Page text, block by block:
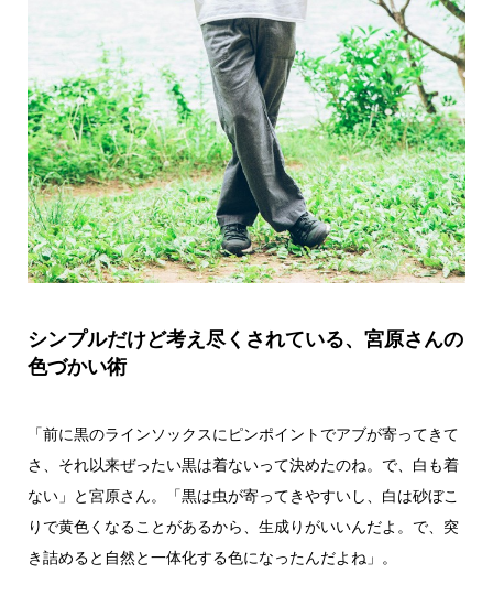
シンプルだけど考え尽くされている、宮原さんの
色づかい術
「前に黒のラインソックスにピンポイントでアブが寄ってきて
さ、それ以来ぜったい黒は着ないって決めたのね。で、白も着
ない」と宮原さん。「黒は虫が寄ってきやすいし、白は砂ぼこ
りで黄色くなることがあるから、生成りがいいんだよ。で、突
き詰めると自然と一体化する色になったんだよね」。